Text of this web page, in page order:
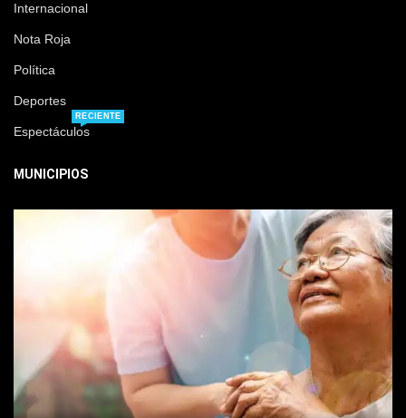
Internacional
Nota Roja
Política
Deportes
Espectáculos
RECIENTE
MUNICIPIOS